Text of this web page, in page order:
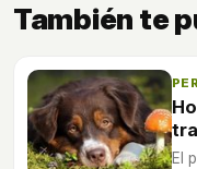
También te
El